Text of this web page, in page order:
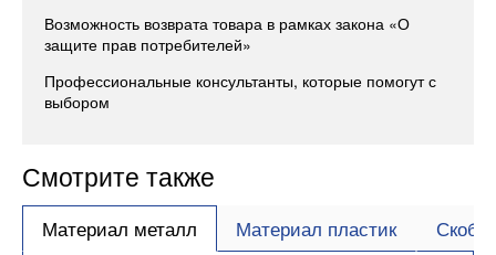
Возможность возврата товара в рамках закона «О
защите прав потребителей»
Профессиональные консультанты, которые помогут с
выбором
Смотрите также
Материал металл Материал пластик